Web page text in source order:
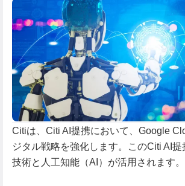
Citiは、Citi AI提携において、Google
ジタル戦略を強化します。このCiti AI提
技術と人工知能（AI）が活用されます。